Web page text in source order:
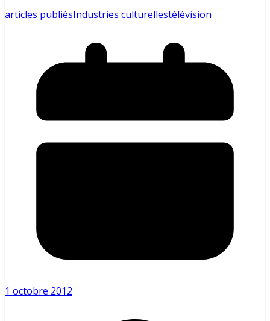
articles publiésIndustries culturellestélévision
1 octobre 2012